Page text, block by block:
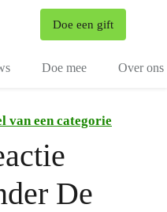
Doe een gift
Doe mee Over ons
van een categorie
De